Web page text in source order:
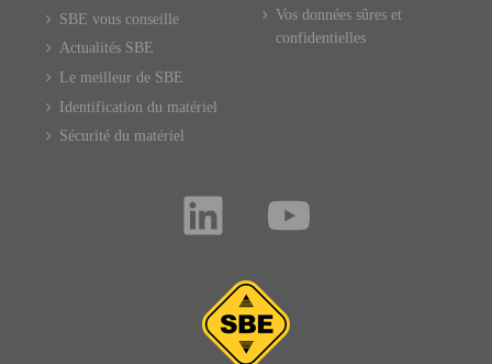
SBE vous conseille
Actualités SBE
Le meilleur de SBE
Identification du matériel
Sécurité du matériel
Vos données sûres et
confidentielles